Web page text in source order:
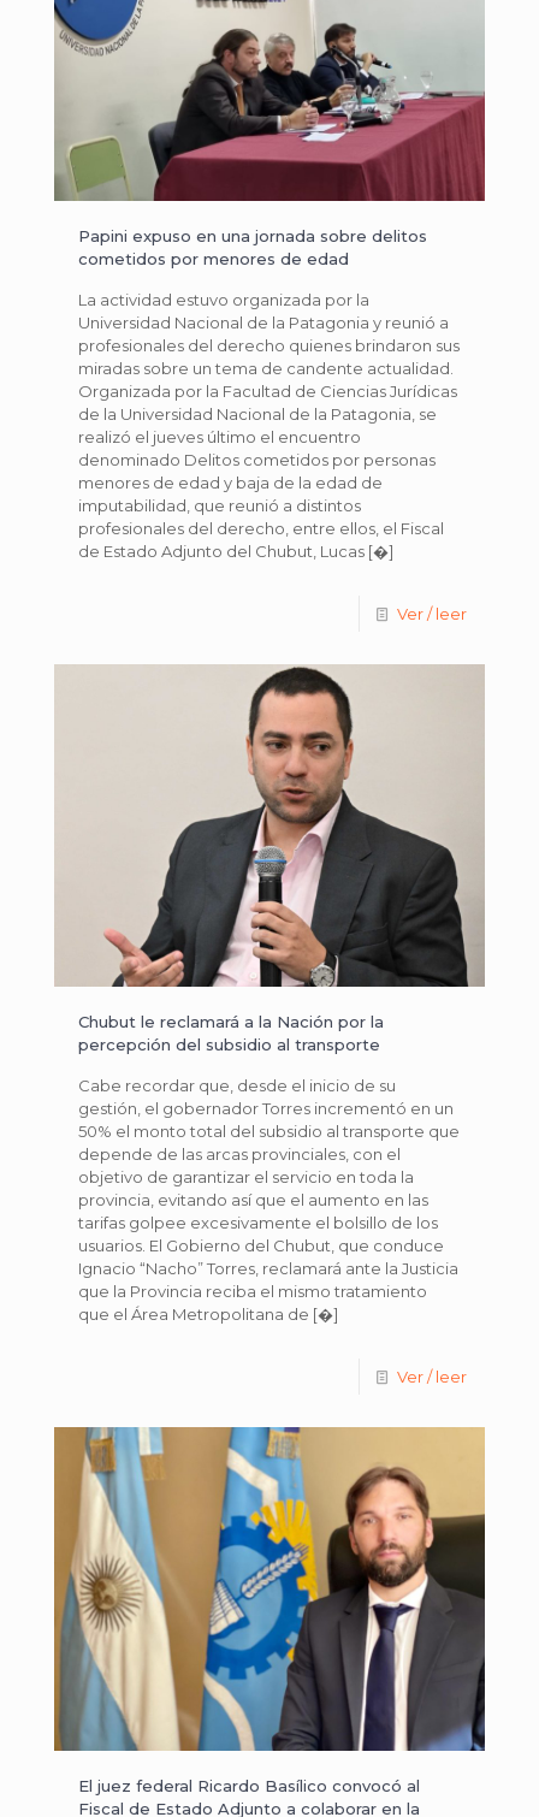
Papini expuso en una jornada sobre delitos
cometidos por menores de edad
La actividad estuvo organizada por la
Universidad Nacional de la Patagonia y reunió a
profesionales del derecho quienes brindaron sus
miradas sobre un tema de candente actualidad.
Organizada por la Facultad de Ciencias Jurídicas
de la Universidad Nacional de la Patagonia, se
realizó el jueves último el encuentro
denominado Delitos cometidos por personas
menores de edad y baja de la edad de
imputabilidad, que reunió a distintos
profesionales del derecho, entre ellos, el Fiscal
de Estado Adjunto del Chubut, Lucas [�]
Ver / leer
Chubut le reclamará a la Nación por la
percepción del subsidio al transporte
Cabe recordar que, desde el inicio de su
gestión, el gobernador Torres incrementó en un
50% el monto total del subsidio al transporte que
depende de las arcas provinciales, con el
objetivo de garantizar el servicio en toda la
provincia, evitando así que el aumento en las
tarifas golpee excesivamente el bolsillo de los
usuarios. El Gobierno del Chubut, que conduce
Ignacio “Nacho” Torres, reclamará ante la Justicia
que la Provincia reciba el mismo tratamiento
que el Área Metropolitana de [�]
Ver / leer
El juez federal Ricardo Basílico convocó al
Fiscal de Estado Adjunto a colaborar en la